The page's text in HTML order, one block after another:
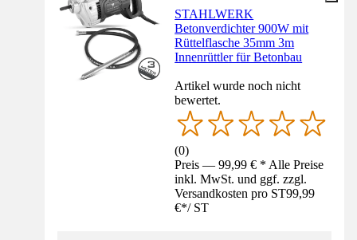
STAHLWERK
Betonverdichter 900W mit
Rüttelflasche 35mm 3m
Innenrüttler für Betonbau
Artikel wurde noch nicht
bewertet.
(0)
Preis — 99,99 € * Alle Preise
inkl. MwSt. und ggf. zzgl.
Versandkosten pro ST99,99
€*/ ST